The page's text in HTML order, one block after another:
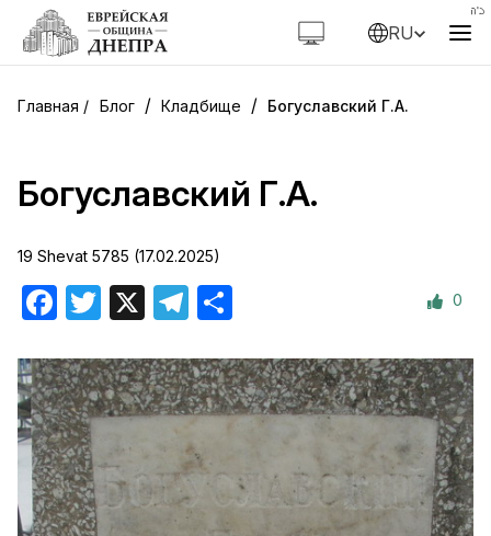
RU
Блог / Кладбище / Богуславский Г.А.
Богуславский Г.А.
19 Shevat 5785 (17.02.2025)
Facebook
Twitter Telegram 0